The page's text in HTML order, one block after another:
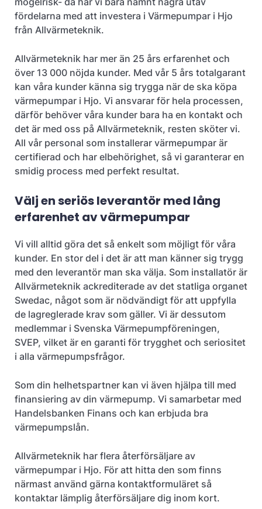
fördelarna med att investera i Värmepumpar i Hjo
från Allvärmeteknik.
Allvärmeteknik har mer än 25 års erfarenhet och
över 13 000 nöjda kunder. Med vår 5 års totalgarant
kan våra kunder känna sig trygga när de ska köpa
värmepumpar i Hjo. Vi ansvarar för hela processen,
därför behöver våra kunder bara ha en kontakt och
det är med oss på Allvärmeteknik, resten sköter vi.
All vår personal som installerar värmepumpar är
certifierad och har elbehörighet, så vi garanterar en
smidig process med perfekt resultat.
Välj en seriös leverantör med lång
erfarenhet av värmepumpar
Vi vill alltid göra det så enkelt som möjligt för våra
kunder. En stor del i det är att man känner sig trygg
med den leverantör man ska välja. Som installatör är
Allvärmeteknik ackrediterade av det statliga organet
Swedac, något som är nödvändigt för att uppfylla
de lagreglerade krav som gäller. Vi är dessutom
medlemmar i Svenska Värmepumpföreningen,
SVEP, vilket är en garanti för trygghet och seriositet
i alla värmepumpsfrågor.
Som din helhetspartner kan vi även hjälpa till med
finansiering av din värmepump. Vi samarbetar med
Handelsbanken Finans och kan erbjuda bra
värmepumpslån.
Allvärmeteknik har flera återförsäljare av
värmepumpar i Hjo. För att hitta den som finns
närmast använd gärna kontaktformuläret så
kontaktar lämplig återförsäljare dig inom kort.